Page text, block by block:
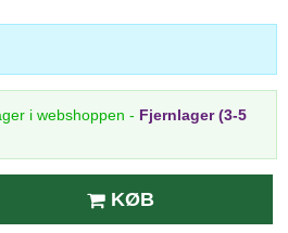
i webshoppen - Fjernlager (3-5
KØB